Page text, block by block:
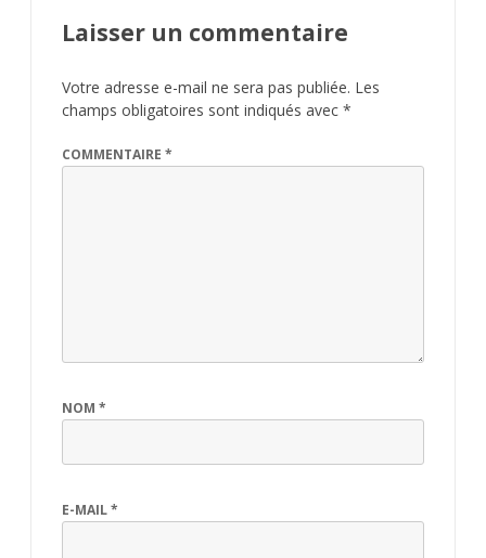
Laisser un commentaire
Votre adresse e-mail ne sera pas publiée. Les
champs obligatoires sont indiqués avec *
COMMENTAIRE *
NOM *
E-MAIL*